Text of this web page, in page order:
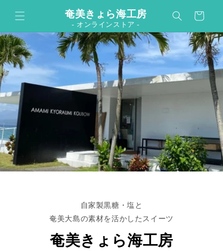
コンテンツに進む奄美きょら海工房
- オンラインストア -
ー
自家製黒糖・塩と
奄美大島の素材を活かしたスイーツ
奄美きょら海工房